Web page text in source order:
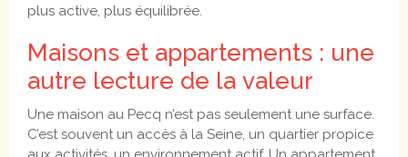
plus active, plus équilibrée.
Maisons et appartements : une
autre lecture de la valeur
Une maison au Pecq n’est pas seulement une surface.
C’est souvent un accès à la Seine, un quartier propice